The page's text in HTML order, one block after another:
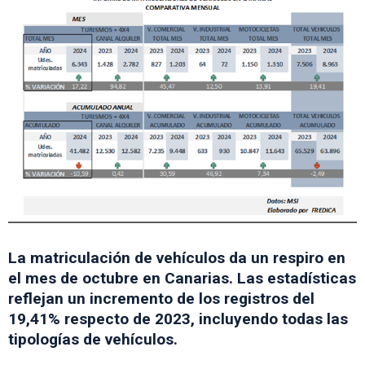
La matriculación de vehículos da un respiro en
el mes de octubre en Canarias. Las estadísticas
reflejan un incremento de los registros del
19,41% respecto de 2023, incluyendo todas las
tipologías de vehículos.